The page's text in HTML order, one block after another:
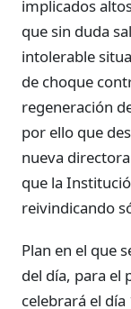
implicados
que sin duda
intolerable
de choque
regeneración
por ello que
nueva
que la
reivindicando
Plan en el que
del día, para el
celebrará el